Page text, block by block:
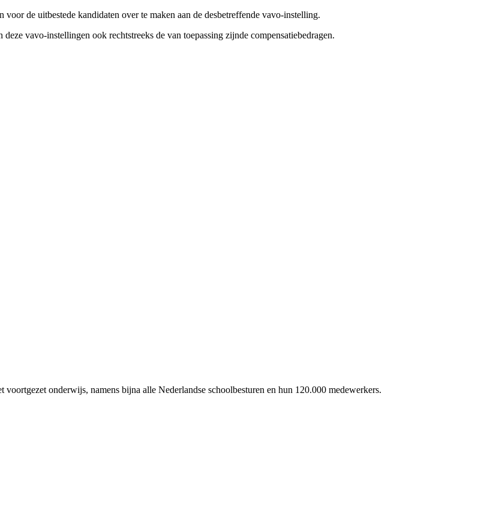
de uitbestede kandidaten over te maken aan de desbetreffende vavo-instelling.
vavo-instellingen ook rechtstreeks de van toepassing zijnde compensatiebedragen.
onderwijs, namens bijna alle Nederlandse schoolbesturen en hun 120.000 medewerkers.